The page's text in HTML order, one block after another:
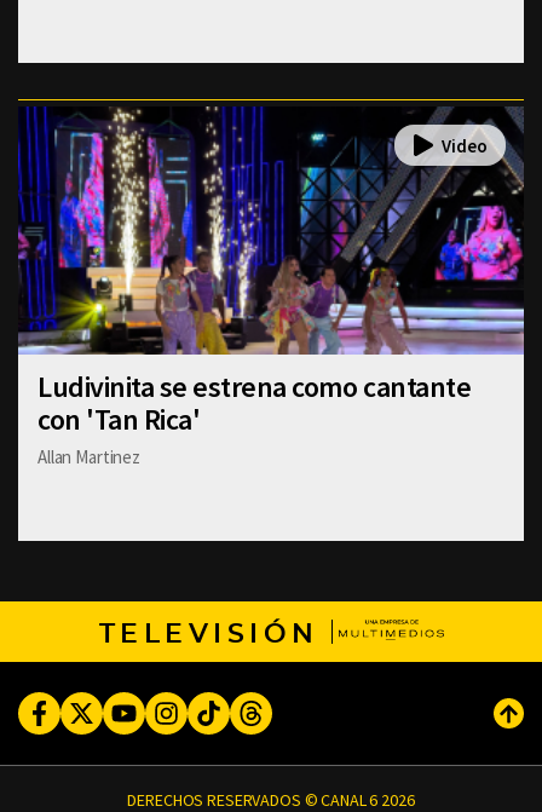
Ludivinita se estrena como cantante
con 'Tan Rica'
Allan Martinez
TELEVISIÓN
FacebookTwitterYoutubeInstagram
TikTokThreads
DERECHOS RESERVADOS © CANAL 6 2026